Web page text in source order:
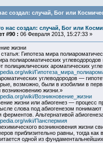
создал: случай, Бог или
нас создал: случай, Бог или
#90 : 06 Февраля 2013, 15:27:33 »
жизни
Гипотеза мира
полиароматических
полициклических ароматических
wiki/
углеводородов —
возможно, были в изобилии в
жизни.»
wiki/Возникновение_жизни
жизни или абиогенез — процесс
слова под абиогенезом
ферментов. Альтернативой
wiki/Панспермия
возникновения жизни
приблизительно равны, тогда
одной из